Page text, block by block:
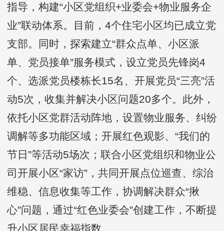
指导，构建“小区党组织+业委会+物业服务企
业”联动体系。目前，4个住宅小区均已成立党
支部。同时，探索建立“群众点单、小区派
单、党员接单”服务模式，设立党员先锋岗4
个、选派党员楼栋长15名、开展党员“三亮”活
动5次，收集并解决小区问题20多个。此外，
依托小区党群活动阵地，设置物业服务、纠纷
调解等多功能区域；开展红色观影、“我们的
节日”等活动5场次；联合小区党组织和物业公
司开展小区“家访”，共同开展点位巡查、综治
维稳、信息收集等工作，协调解决群众“揪
心”问题，通过“红色业委会”创建工作，不断提
升小区居民幸福指数。